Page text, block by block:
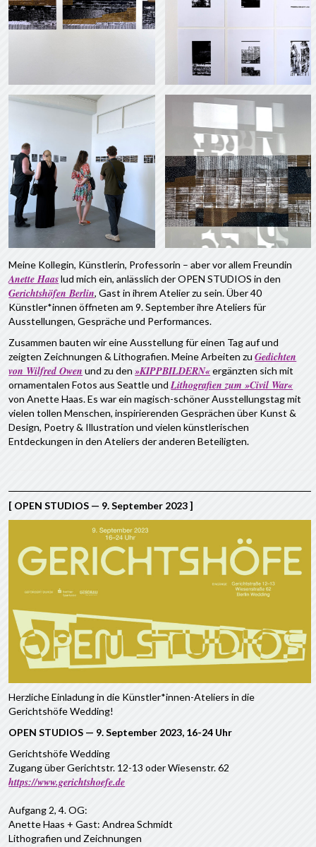
Meine Kollegin, Künstlerin, Professorin – aber vor allem Freundin
Anette Haaslud mich ein, anlässlich der OPEN STUDIOS in den
Gerichtshöfen Berlin, Gast in ihrem Atelier zu sein. Über 40
Künstler*innen öffneten am 9. September ihre Ateliers für
Ausstellungen, Gespräche und Performances.
Zusammen bauten wir eine Ausstellung für einen Tag auf und
zeigten Zeichnungen & Lithografien. Meine Arbeiten zuGedichten
von Wilfred Owen und zu den»KIPPBILDERN«ergänzten sich mit
ornamentalen Fotos aus Seattle undLithografien zum »Civil War«
von Anette Haas. Es war ein magisch-schöner Ausstellungstag mit
vielen tollen Menschen, inspirierenden Gesprächen über Kunst &
Design, Poetry & Illustration und vielen künstlerischen
Entdeckungen in den Ateliers der anderen Beteiligten.
[ OPEN STUDIOS — 9. September 2023]
Herzliche Einladung in die Künstler*innen-Ateliers in die
Gerichtshöfe Wedding!
OPEN STUDIOS — 9. September 2023, 16-24 Uhr
Gerichtshöfe Wedding
Zugang über Gerichtstr. 12-13 oder Wiesenstr. 62
https://www.gerichtshoefe.de
Aufgang 2, 4. OG:
Anette Haas + Gast: Andrea Schmidt
Lithografien und Zeichnungen